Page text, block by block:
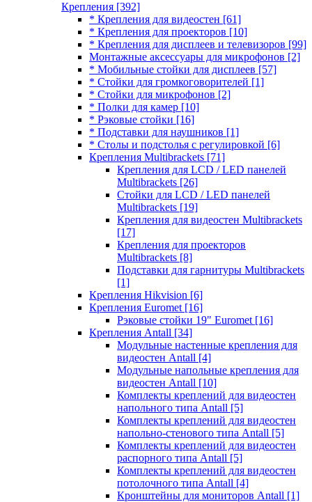
Крепления [392]
* Крепления для видеостен [61]
* Крепления для проекторов [10]
* Крепления для дисплеев и телевизоров [99]
Монтажные аксессуары для микрофонов [2]
* Мобильные стойки для дисплеев [57]
* Стойки для громкоговорителей [1]
* Стойки для микрофонов [2]
* Полки для камер [10]
* Рэковые стойки [16]
* Подставки для наушников [1]
* Столы и подстолья с регулировкой [6]
Крепления Multibrackets [71]
Крепления для LCD / LED панелей
Multibrackets [26]
Стойки для LCD / LED панелей
Multibrackets [19]
Крепления для видеостен Multibrackets
[17]
Крепления для проекторов
Multibrackets [8]
Подставки для гарнитуры Multibrackets
[1]
Крепления Hikvision [6]
Крепления Euromet [16]
Рэковые стойки 19" Euromet [16]
Крепления Antall [34]
Модульные настенные крепления для
видеостен Antall [4]
Модульные напольные крепления для
видеостен Antall [10]
Комплекты креплений для видеостен
напольного типа Antall [5]
Комплекты креплений для видеостен
напольно-стенового типа Antall [5]
Комплекты креплений для видеостен
распорного типа Antall [5]
Комплекты креплений для видеостен
потолочного типа Antall [4]
Кронштейны для мониторов Antall [1]